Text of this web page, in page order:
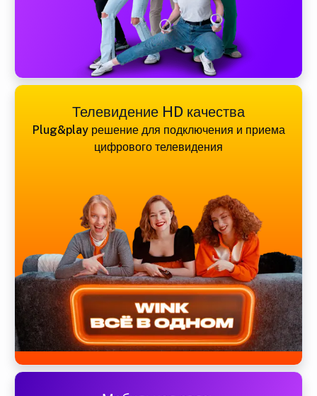
Телевидение HD качества
Plug&play решение для подключения и приема
цифрового телевидения